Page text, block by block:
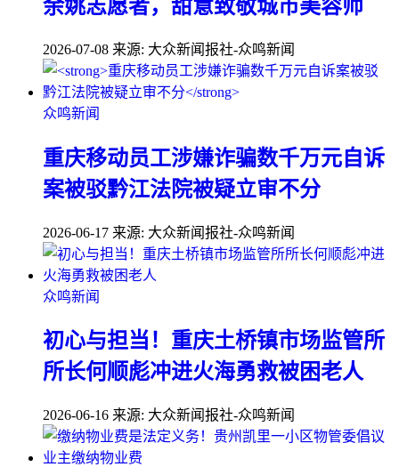
余姚志愿者，甜意致敬城市美容师
2026-07-08 来源: 大众新闻报社-众鸣新闻
众鸣新闻
重庆移动员工涉嫌诈骗数千万元自诉
案被驳黔江法院被疑立审不分
2026-06-17 来源: 大众新闻报社-众鸣新闻
众鸣新闻
初心与担当！重庆土桥镇市场监管所
所长何顺彪冲进火海勇救被困老人
2026-06-16 来源: 大众新闻报社-众鸣新闻